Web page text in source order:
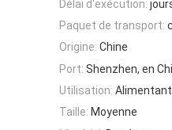
Délai d'exécution:
Paquet de transport:
Origine: Chine
Port: Shenzhen, en
Utilisation:
Taille: Moyenne